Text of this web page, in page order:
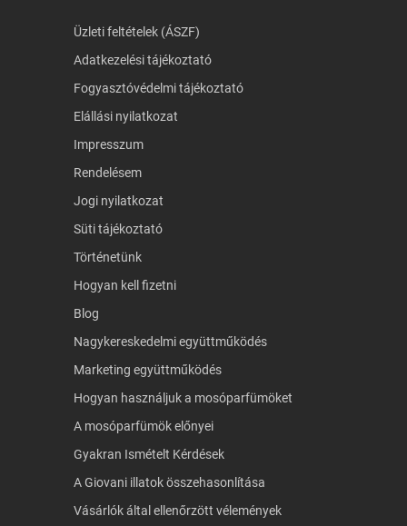
Üzleti feltételek (ÁSZF)
Adatkezelési tájékoztató
Fogyasztóvédelmi tájékoztató
Elállási nyilatkozat
Impresszum
Rendelésem
Jogi nyilatkozat
Süti tájékoztató
Történetünk
Hogyan kell fizetni
Blog
Nagykereskedelmi együttműködés
Marketing együttműködés
Hogyan használjuk a mosóparfümöket
A mosóparfümök előnyei
Gyakran Ismételt Kérdések
A Giovani illatok összehasonlítása
Vásárlók által ellenőrzött vélemények